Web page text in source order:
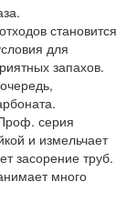
становится
для
запахов.
серия
и измельчает
засорение труб.
много